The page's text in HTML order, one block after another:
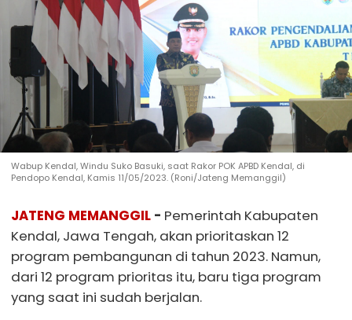
Wabup Kendal, Windu Suko Basuki, saat Rakor POK APBD Kendal, di
Pendopo Kendal, Kamis 11/05/2023. (Roni/Jateng Memanggil)
JATENG MEMANGGIL - Pemerintah Kabupaten
Kendal, Jawa Tengah, akan prioritaskan 12
program pembangunan di tahun 2023. Namun,
dari 12 program prioritas itu, baru tiga program
yang saat ini sudah berjalan.